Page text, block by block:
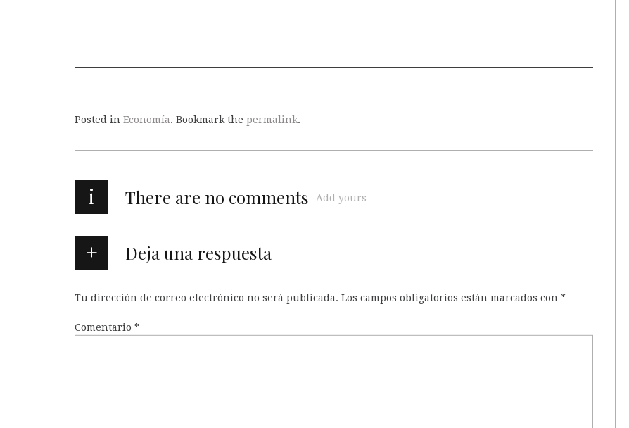
Posted in Economía. Bookmark the permalink.
i There are no comments Add yours
Deja una respuesta
Tu dirección de correo electrónico no será publicada. Los campos obligatorios están marcados con *
Comentario *